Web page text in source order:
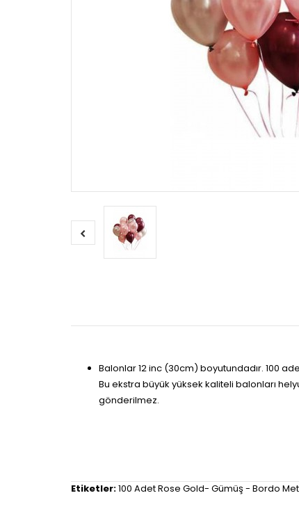
Balonlar 12 inc (30cm) boyutundadır. 100
Bu ekstra büyük yüksek kaliteli balonları
gönderilmez.
Etiketler:100 Adet Rose Gold- Gümüş - Bordo